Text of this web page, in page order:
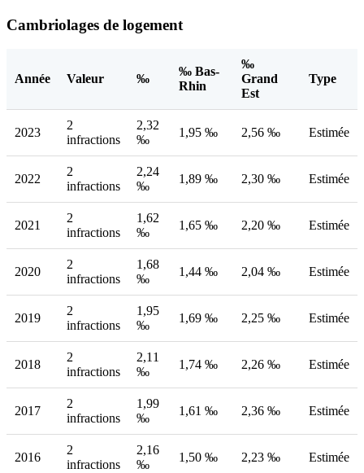
Cambriolages de logement
Année Valeur ‰
‰ Bas-
Rhin
‰
Grand
Est
Type
2023
2
infractions
2,32
‰
1,95 ‰ 2,56 ‰ Estimée
2022
2
infractions
2,24
‰
1,89 ‰ 2,30 ‰ Estimée
2021
2
infractions
1,62
‰
1,65 ‰ 2,20 ‰ Estimée
2020
2
infractions
1,68
‰
1,44 ‰ 2,04 ‰ Estimée
2019
2
infractions
1,95
‰
1,69 ‰ 2,25 ‰ Estimée
2018
2
infractions
2,11
‰
1,74 ‰ 2,26 ‰ Estimée
2017
2
infractions
1,99
‰
1,61 ‰ 2,36 ‰ Estimée
2016
2
infractions
2,16
‰
1,50 ‰ 2,23 ‰ Estimée